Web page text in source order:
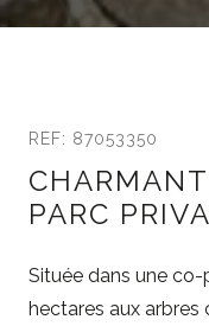
REF: 87053350
PARC
Située dans une
hectares aux